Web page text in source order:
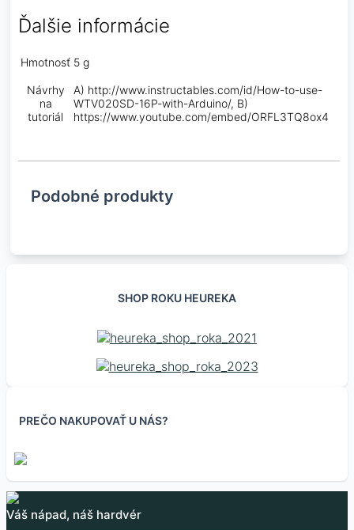
Ďalšie informácie
Hmotnosť 5 g
Návrhy
na
tutoriál
A) http://www.instructables.com/id/How-to-use-
WTV020SD-16P-with-Arduino/, B)
https://www.youtube.com/embed/ORFL3TQ8ox4
Podobné produkty
Samostatný audio
x 15W
Audio prijímač /
3.5mm audio jack na
RCA konektor
Audio zosilňovač
SHOP ROKU HEUREKA
PREČO NAKUPOVAŤ U NÁS?
Váš nápad, náš hardvér